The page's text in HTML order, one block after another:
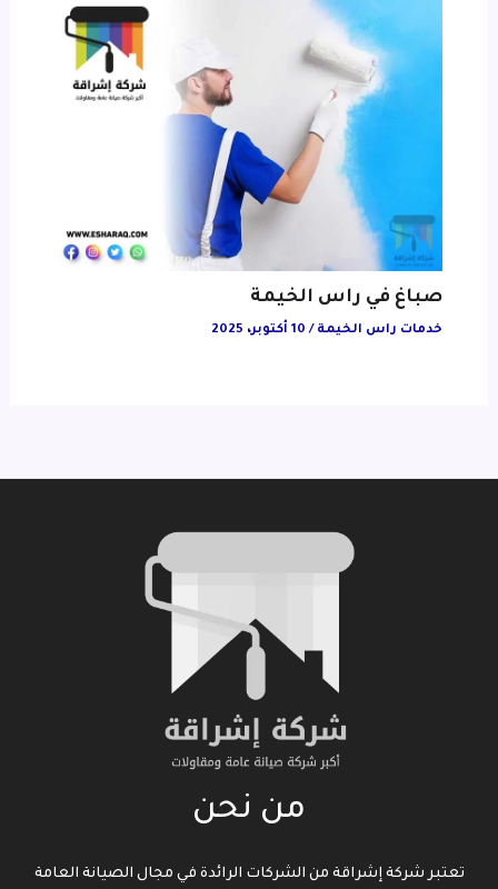
صباغ في راس الخيمة
خدمات راس الخيمة / 10 أكتوبر، 2025
من نحن
تعتبر شركة إشراقة من الشركات الرائدة في مجال الصيانة العامة